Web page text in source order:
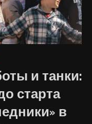
и танки:
старта
в